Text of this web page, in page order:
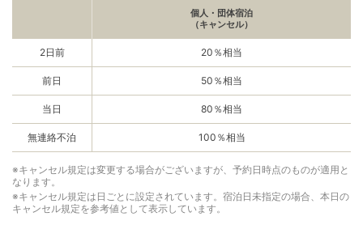
個人・団体宿泊
（キャンセル）
2日前 20％相当
前日 50％相当
当日 80％相当
無連絡不泊 100％相当
※キャンセル規定は変更する場合がございますが、予約日時点のものが適用と
なります。
※キャンセル規定は日ごとに設定されています。宿泊日未指定の場合、本日の
キャンセル規定を参考値として表示しています。